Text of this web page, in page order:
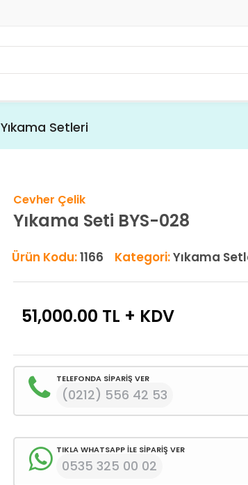
Yıkama Setleri
Cevher Çelik
Yıkama Seti BYS-028
Ürün Kodu:1166 Kategori:Yıkama
51,000.00 TL + KDV
TELEFONDA SİPARİŞ VER
(0212) 556 42 53
TIKLA WHATSAPP İLE SİPARİŞ VER
0535 325 00 02